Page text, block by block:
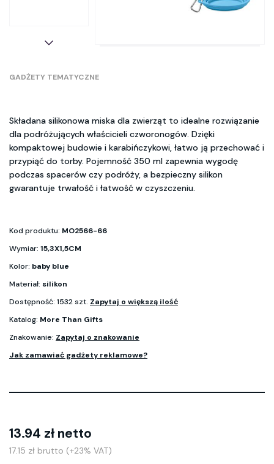
GADŻETY TEMATYCZNE
Składana silikonowa miska dla zwierząt to idealne rozwiązanie
dla podróżujących właścicieli czworonogów. Dzięki
kompaktowej budowie i karabińczykowi, łatwo ją przechować i
przypiąć do torby. Pojemność 350 ml zapewnia wygodę
podczas spacerów czy podróży, a bezpieczny silikon
gwarantuje trwałość i łatwość w czyszczeniu.
Kod produktu: MO2566-66
Wymiar: 15,3X1,5CM
Kolor: baby blue
Materiał: silikon
Dostępność: 1532 szt. Zapytaj o większą ilość
Katalog: More Than Gifts
Znakowanie: Zapytaj o znakowanie
Jak zamawiać gadżety reklamowe?
13.94 zł netto
17.15 zł brutto (+23% VAT)